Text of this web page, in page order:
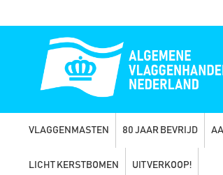
VLAGGENMASTEN 80 JAAR BEVRIJD
LICHT KERSTBOMEN UITVERKOOP!